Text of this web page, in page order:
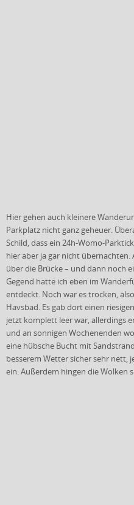
Hier gehen auch kleinere
Parkplatz nicht ganz geheuer.
Schild, dass ein 24h-Womo-
hier aber ja gar nicht
über die Brücke – und dann noch
Gegend hatte ich eben im
entdeckt. Noch war es trocken,
Havsbad. Es gab dort einen
jetzt komplett leer war, allerdings
und an sonnigen Wochenenden
eine hübsche Bucht mit
besserem Wetter sicher sehr nett,
ein. Außerdem hingen die Wolken